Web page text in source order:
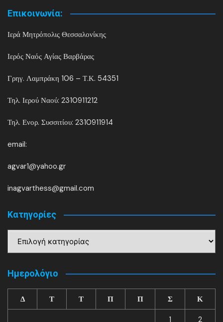
Επικοινωνία:
Ιερά Μητρόπολις Θεσσαλονίκης
Ιερός Ναός Αγίας Βαρβάρας
Γρηγ. Λαμπράκη 106 – Τ.Κ. 54351
Τηλ. Ιερού Ναού: 2310911212
Τηλ. Ενορ. Συσσιτίου: 2310911914
email:
agvar1@yahoo.gr
inagvarthess@gmail.com
Kατηγορίες
Ημερολόγιο
Δ Τ Τ Π Π Σ Κ
1 2